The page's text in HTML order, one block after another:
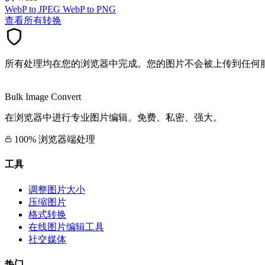
WebP to JPEG WebP to PNG
查看所有转换
所有处理均在您的浏览器中完成。您的图片不会被上传到任何
Bulk Image Convert
在浏览器中进行专业图片编辑。免费、私密、强大。
100% 浏览器端处理
工具
调整图片大小
压缩图片
格式转换
在线图片编辑工具
社交媒体